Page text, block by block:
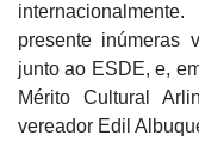
presente inúmeras
junto ao ESDE, e,
Mérito Cultural
vereador Edil